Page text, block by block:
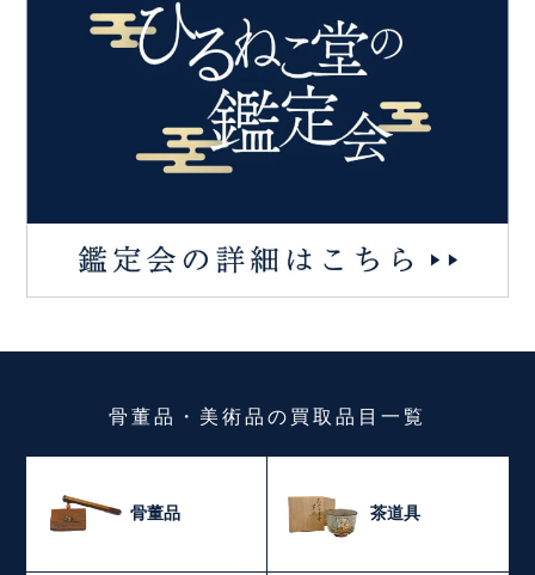
骨董品・美術品の買取品目一覧
骨董品 茶道具